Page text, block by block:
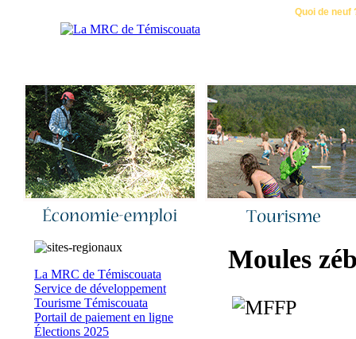
Quoi de neuf
La MRC de Témiscouata
Service de développement
Tourisme Témiscouata
Portail de paiement en ligne
Élections 2025
Moules